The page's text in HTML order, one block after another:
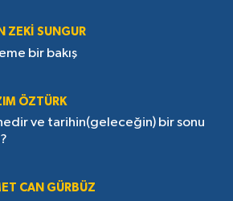
ZEKI SUNGUR
bir bakış
ÖZTÜRK
ve tarihin(geleceğin) bir sonu
CAN GÜRBÜZ